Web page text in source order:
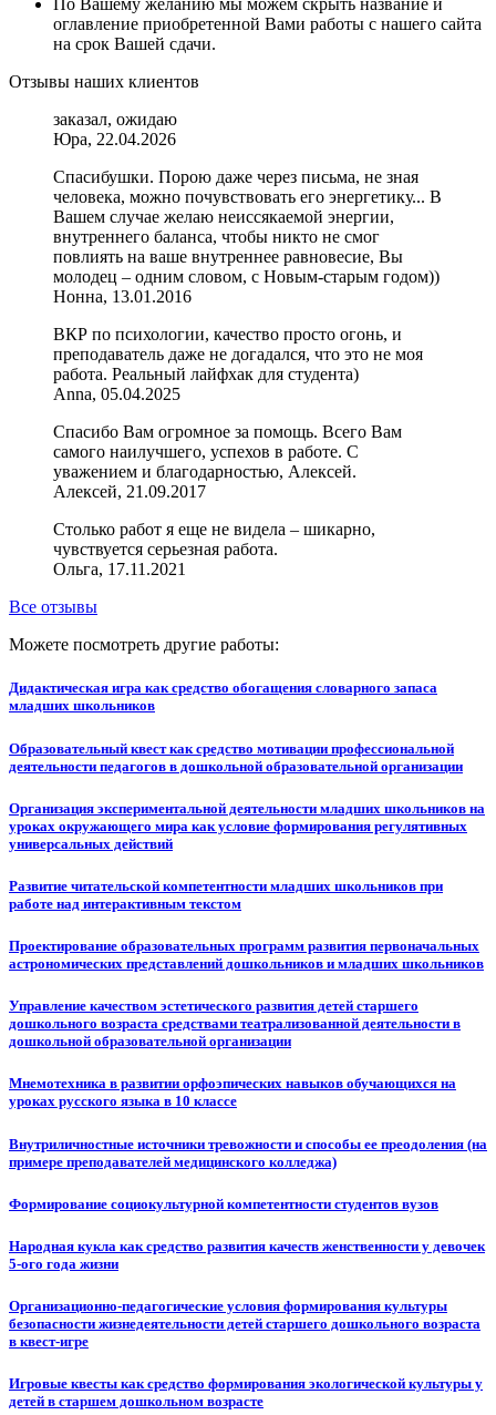
По Вашему желанию мы можем скрыть название и
оглавление приобретенной Вами работы с нашего сайта
на срок Вашей сдачи.
Отзывы наших клиентов
заказал, ожидаю
Юра, 22.04.2026
Спасибушки. Порою даже через письма, не зная
человека, можно почувствовать его энергетику... В
Вашем случае желаю неиссякаемой энергии,
внутреннего баланса, чтобы никто не смог
повлиять на ваше внутреннее равновесие, Вы
молодец – одним словом, с Новым-старым годом))
Нонна, 13.01.2016
ВКР по психологии, качество просто огонь, и
преподаватель даже не догадался, что это не моя
работа. Реальный лайфхак для студента)
Anna, 05.04.2025
Спасибо Вам огромное за помощь. Всего Вам
самого наилучшего, успехов в работе. С
уважением и благодарностью, Алексей.
Алексей, 21.09.2017
Столько работ я еще не видела – шикарно,
чувствуется серьезная работа.
Ольга, 17.11.2021
Все отзывы
Можете посмотреть другие работы:
Дидактическая игра как средство обогащения словарного запаса
младших школьников
Образовательный квест как средство мотивации профессиональной
деятельности педагогов в дошкольной образовательной организации
Организация экспериментальной деятельности младших школьников на
уроках окружающего мира как условие формирования регулятивных
универсальных действий
Развитие читательской компетентности младших школьников при
работе над интерактивным текстом
Проектирование образовательных программ развития первоначальных
астрономических представлений дошкольников и младших школьников
Управление качеством эстетического развития детей старшего
дошкольного возраста средствами театрализованной деятельности в
дошкольной образовательной организации
Мнемотехника в развитии орфоэпических навыков обучающихся на
уроках русского языка в 10 классе
Внутриличностные источники тревожности и способы ее преодоления (на
примере преподавателей медицинского колледжа)
Формирование социокультурной компетентности студентов вузов
Народная кукла как средство развития качеств женственности у девочек
5-ого года жизни
Организационно-педагогические условия формирования культуры
безопасности жизнедеятельности детей старшего дошкольного возраста
в квест-игре
Игровые квесты как средство формирования экологической культуры у
детей в старшем дошкольном возрасте